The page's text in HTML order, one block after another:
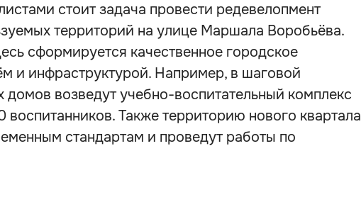
стоит задача провести редевелопмент
территорий на улице Маршала Воробьёва.
сформируется качественное городское
и инфраструктурой. Например, в шаговой
домов возведут учебно-воспитательный комплекс
воспитанников. Также территорию нового квартала
стандартам и проведут работы по